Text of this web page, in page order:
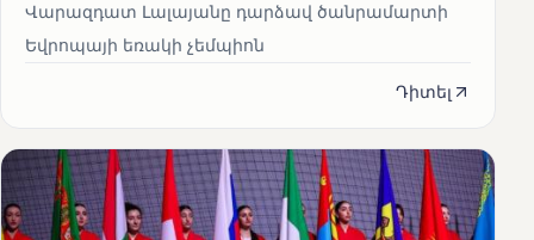
Վարազդատ Լալայանը դարձավ ծանրամարտի
Եվրոպայի եռակի չեմպիոն
Դիտել